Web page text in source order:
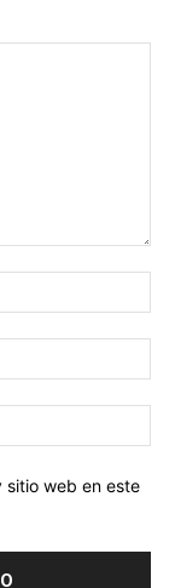
sitio web en este